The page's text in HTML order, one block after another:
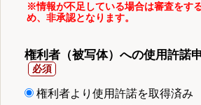
※情報が不足している場合は審査をす
め、非承認となります。
権利者（被写体）への使用許諾
権利者より使用許諾を取得済み